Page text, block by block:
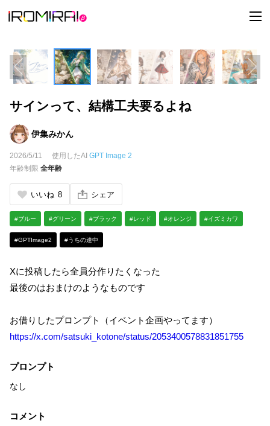
t
o
e
n
a
v
サインって、結構工夫要るよね
伊集みかん
2026/5/11 使用したAI GPT Image 2
年齢制限 全年齢
いいね 8 シェア
#ブルー #グリーン #ブラック #レッド #オレンジ #イズミカワ
#GPTImage2 #うちの連中
Xに投稿したら全員分作りたくなった
最後のはおまけのようなものです
お借りしたプロンプト（イベント企画やってます）
https://x.com/satsuki_kotone/status/2053400578831851755
プロンプト
なし
コメント